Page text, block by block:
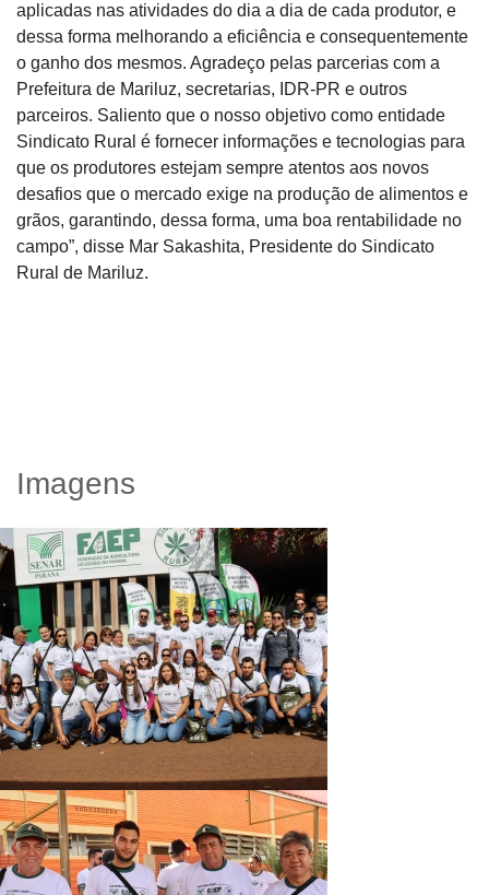
aplicadas nas atividades do dia a dia de cada produtor, e
dessa forma melhorando a eficiência e consequentemente
o ganho dos mesmos. Agradeço pelas parcerias com a
Prefeitura de Mariluz, secretarias, IDR-PR e outros
parceiros. Saliento que o nosso objetivo como entidade
Sindicato Rural é fornecer informações e tecnologias para
que os produtores estejam sempre atentos aos novos
desafios que o mercado exige na produção de alimentos e
grãos, garantindo, dessa forma, uma boa rentabilidade no
campo”, disse Mar Sakashita, Presidente do Sindicato
Rural de Mariluz.
Imagens